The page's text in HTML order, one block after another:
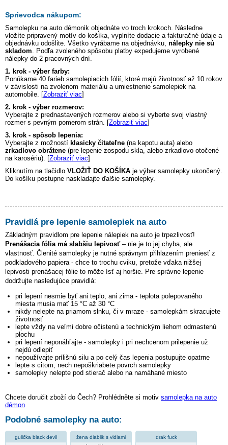
Sprievodca nákupom:
Samolepku na auto démonik objednáte vo troch krokoch. Následne
vložíte pripravený motív do košíka, vyplníte dodacie a fakturačné údaje a
objednávku odošlite. Všetko vyrábame na objednávku, nálepky nie sú
skladom. Podľa zvoleného spôsobu platby expedujeme vyrobené
nálepky do 2 pracovných dní.
1. krok - výber farby:
Ponúkame 40 farieb samolepiacich fólií, ktoré majú životnosť až 10 rokov
v závislosti na zvolenom materiálu a umiestnenie samolepiek na
automobile. [Zobraziť viac]
2. krok - výber rozmerov:
Vyberajte z prednastavených rozmerov alebo si vyberte svoj vlastný
rozmer s pevným pomerom strán. [Zobraziť viac]
3. krok - spôsob lepenia:
Vyberajte z možností klasicky čitateľne (na kapotu auta) alebo
zrkadlovo obrátene (pre lepenie zospodu skla, alebo zrkadlovo otočené
na karosériu). [Zobraziť viac]
Kliknutím na tlačidlo VLOŽIŤ DO KOŠÍKA je výber samolepky ukončený.
Do košíku postupne naskladajte ďalšie samolepky.
Pravidlá pre lepenie samolepiek na auto
Základným pravidlom pre lepenie nálepiek na auto je trpezlivosť!
Prenášacia fólia má slabšiu lepivosť– nie je to jej chyba, ale
vlastnosť. Členité samolepky je nutné správnym přihlazením preniesť z
podkladového papiera - chce to trochu cviku, pretože vďaka nižšej
lepivosti prenášacej fólie to môže ísť aj horšie. Pre správne lepenie
dodržujte nasledujúce pravidlá:
pri lepení nesmie byť ani teplo, ani zima - teplota polepovaného
miesta musia mať 15 °C až 30 °C
nikdy nelepte na priamom slnku, či v mraze - samolepkám skracujete
životnosť
lepte vždy na veľmi dobre očistenú a technickým liehom odmastenú
plochu
pri lepení neponáhľajte - samolepky i pri nechcenom prilepenie už
nejdú odlepiť
nepoužívajte prílišnú silu a po celý čas lepenia postupujte opatrne
lepte s citom, nech nepoškriabete povrch samolepky
samolepky nelepte pod stierač alebo na namáhané miesto
Chcete doručit zboží do Čech? Prohlédněte si motiv samolepka na auto
démon
Podobné samolepky na auto:
gulička black devil žena diablik s vidlami drak fuck